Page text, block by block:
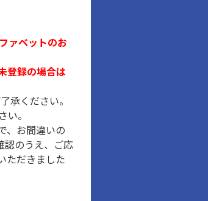
ァベットのお
登録の場合は
承ください。
。
、お間違いの
認のうえ、ご応
ただきました